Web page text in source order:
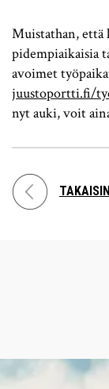
Muistathan, että
pidempiaikaisia
avoimet
juustoportti.fi/
nyt auki, voit
TAKAISIN